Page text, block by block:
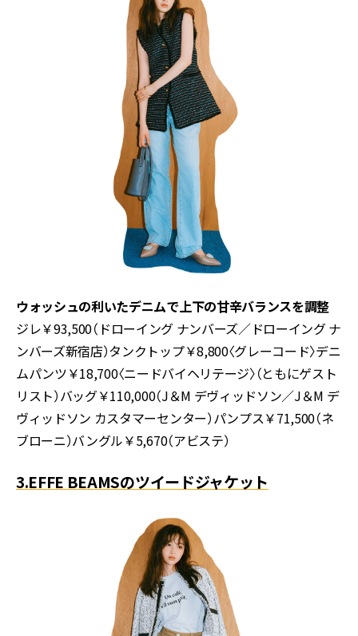
ウォッシュの利いたデニムで上下の甘辛バランスを調整
ジレ￥93,500（ドローイング ナンバーズ／ドローイング ナ
ンバーズ新宿店）タンクトップ￥8,800〈グレーコード〉デニ
ムパンツ￥18,700〈ニードバイヘリテージ〉（ともにゲスト
リスト）バッグ￥110,000（J＆M デヴィッドソン／J＆M デ
ヴィッドソン カスタマーセンター）パンプス￥71,500（ネ
ブローニ）バングル￥5,670（アビステ）
3.EFFE BEAMSのツイードジャケット